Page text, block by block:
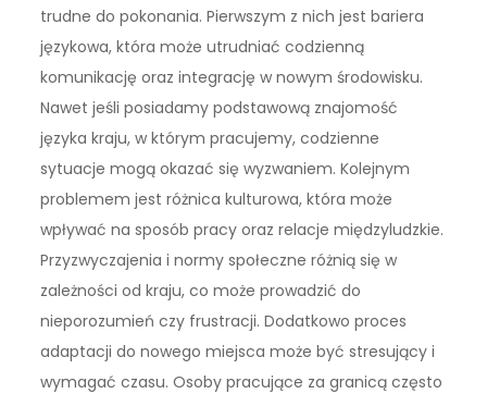
trudne do pokonania. Pierwszym z nich jest bariera
językowa, która może utrudniać codzienną
komunikację oraz integrację w nowym środowisku.
Nawet jeśli posiadamy podstawową znajomość
języka kraju, w którym pracujemy, codzienne
sytuacje mogą okazać się wyzwaniem. Kolejnym
problemem jest różnica kulturowa, która może
wpływać na sposób pracy oraz relacje międzyludzkie.
Przyzwyczajenia i normy społeczne różnią się w
zależności od kraju, co może prowadzić do
nieporozumień czy frustracji. Dodatkowo proces
adaptacji do nowego miejsca może być stresujący i
wymagać czasu. Osoby pracujące za granicą często